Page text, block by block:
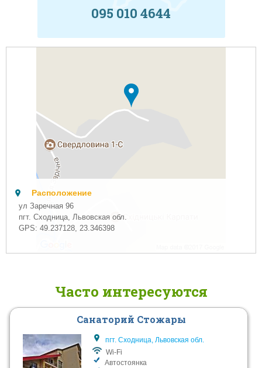
095 010 4644
Расположение
ул Заречная 96
пгт. Сходница, Львовская обл.
GPS:49.237128,23.346398
Часто интересуются
Санаторий Стожары
пгт. Сходница, Львовская обл.
Wi-Fi
Автостоянка